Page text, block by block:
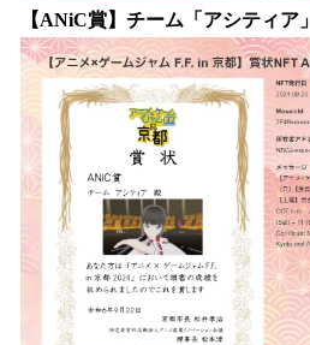
【ANiC賞】チーム「アシティア」